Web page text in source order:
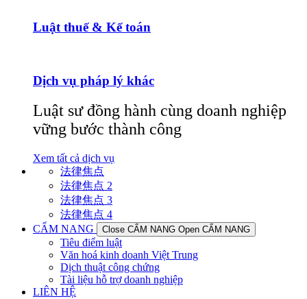
Luật thuế & Kế toán
Dịch vụ pháp lý khác
Luật sư đồng hành cùng doanh nghiệp
vững bước thành công
Xem tất cả dịch vụ
法律焦点
法律焦点 2
法律焦点 3
法律焦点 4
CẨM NANG
Close CẨM NANG Open CẨM NANG
Tiêu điểm luật
Văn hoá kinh doanh Việt Trung
Dịch thuật công chứng
Tài liệu hỗ trợ doanh nghiệp
LIÊN HỆ